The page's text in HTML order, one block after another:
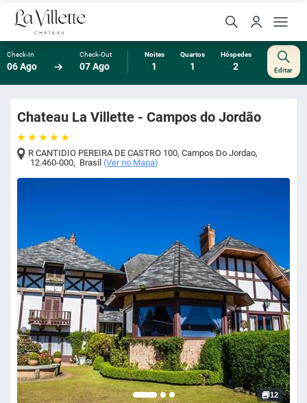
Check-In
06 Ago
Check-Out
07 Ago
Noites
1
Quartos
1
Hóspedes
2 Editar
Chateau La Villette - Campos do Jordão
R CANTIDIO PEREIRA DE CASTRO 100,Campos Do Jordao,
12.460-000, Brasil (Ver no Mapa)
12